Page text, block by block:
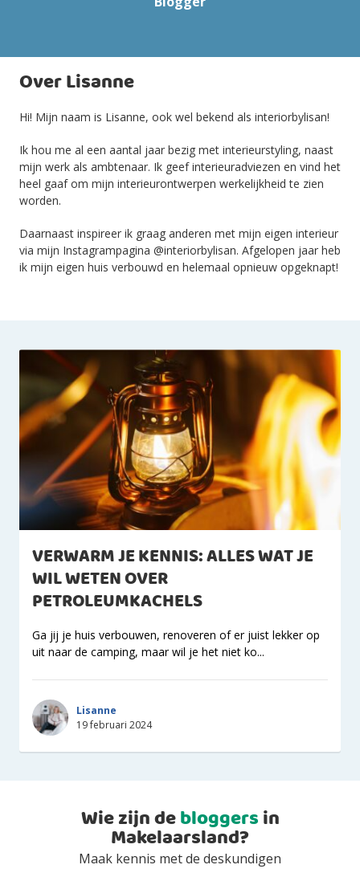
Over Lisanne
Hi! Mijn naam is Lisanne, ook wel bekend als interiorbylisan!
Ik hou me al een aantal jaar bezig met interieurstyling, naast
mijn werk als ambtenaar. Ik geef interieuradviezen en vind het
heel gaaf om mijn interieurontwerpen werkelijkheid te zien
worden.
Daarnaast inspireer ik graag anderen met mijn eigen interieur
via mijn Instagrampagina @interiorbylisan. Afgelopen jaar heb
ik mijn eigen huis verbouwd en helemaal opnieuw opgeknapt!
VERWARM JE KENNIS: ALLES WAT JE
WIL WETEN OVER
PETROLEUMKACHELS
Ga jij je huis verbouwen, renoveren of er juist lekker op
uit naar de camping, maar wil je het niet ko...
Lisanne
19 februari 2024
Wie zijn debloggersin
Makelaarsland?
Maak kennis met de deskundigen